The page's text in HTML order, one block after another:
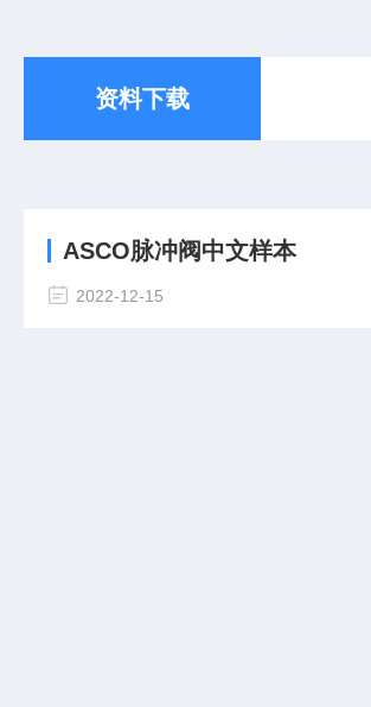
资料下载
ASCO脉冲阀中文样本
2022-12-15